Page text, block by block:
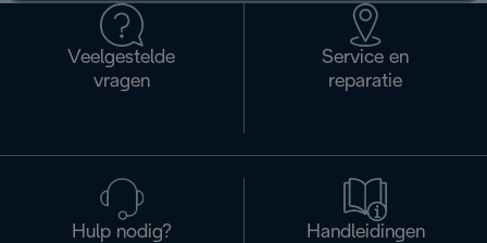
Veelgestelde
vragen
Service en
reparatie
Hulp nodig?
Handleidingen